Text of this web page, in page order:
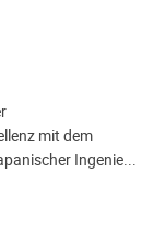
mit dem
Ingenie...